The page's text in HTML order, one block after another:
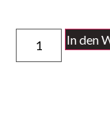
In den